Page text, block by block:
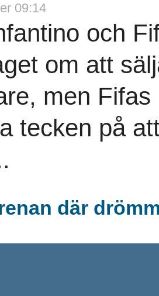
09:14
och
om att
men
tecken på
där